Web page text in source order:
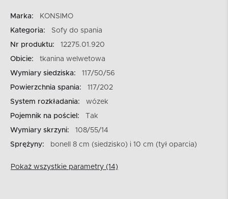
Marka:
KONSIMO
Kategoria:
Sofy do spania
Nr produktu:
12275.01.920
Obicie:
tkanina welwetowa
Wymiary siedziska:
117/50/56
Powierzchnia spania:
117/202
System rozkładania:
wózek
Pojemnik na pościel:
Tak
Wymiary skrzyni:
108/55/14
Sprężyny:
bonell 8 cm (siedzisko) i 10 cm (tył oparcia)
Pokaż wszystkie parametry (14)